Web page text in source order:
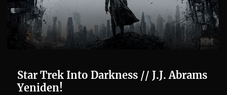
Star Trek Into Darkness // J.J. Abrams
Yeniden!